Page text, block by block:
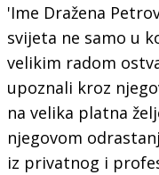
'Ime Dražena
svijeta ne samo u
velikim radom
upoznali kroz
na velika platna
njegovom
iz privatnog i